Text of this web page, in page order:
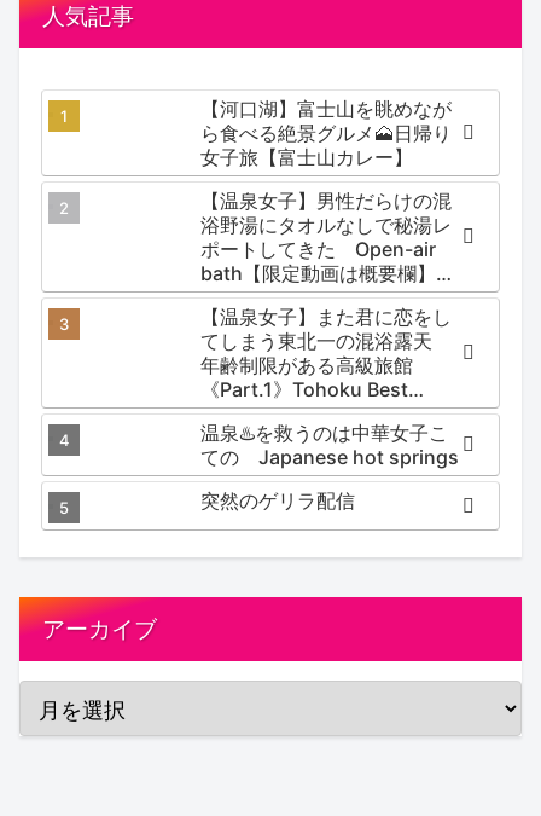
人気記事
【河口湖】富士山を眺めなが
ら食べる絶景グルメ🗻日帰り
女子旅【富士山カレー】
【温泉女子】男性だらけの混
浴野湯にタオルなしで秘湯レ
ポートしてきた Open-air
bath【限定動画は概要欄】尻
焼温泉郷 川の湯
【温泉女子】また君に恋をし
てしまう東北一の混浴露天
年齢制限がある高級旅館
《Part.1》Tohoku Best
Secret hotspring #japan
#koteno
温泉♨️を救うのは中華女子こ
ての Japanese hot springs
突然のゲリラ配信
アーカイブ